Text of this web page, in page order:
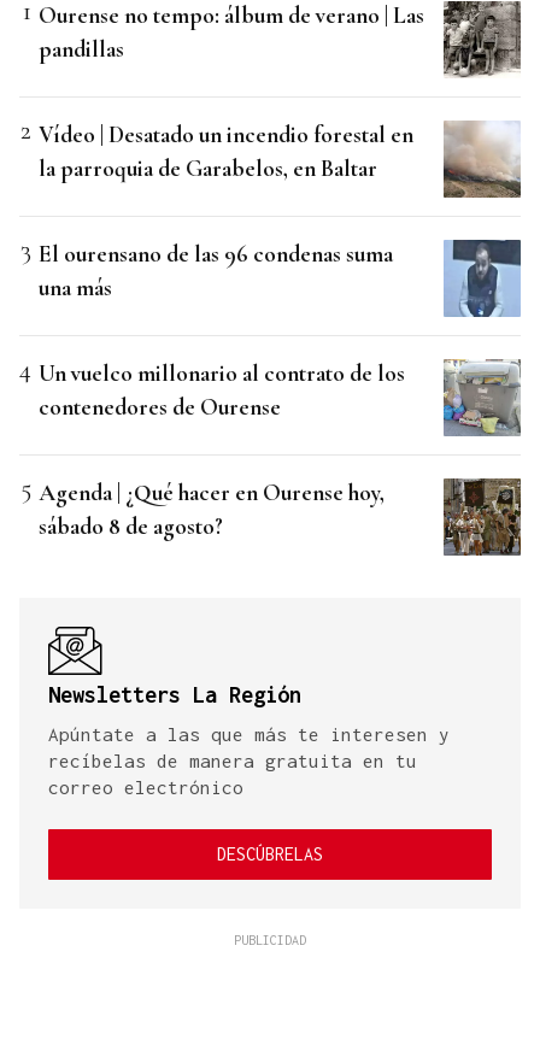
Ourense no tempo: álbum de verano | Las
pandillas
Vídeo | Desatado un incendio forestal en
la parroquia de Garabelos, en Baltar
El ourensano de las 96 condenas suma
una más
Un vuelco millonario al contrato de los
contenedores de Ourense
Agenda | ¿Qué hacer en Ourense hoy,
sábado 8 de agosto?
Newsletters La Región
Apúntate a las que más te interesen y
recíbelas de manera gratuita en tu
correo electrónico
DESCÚBRELAS